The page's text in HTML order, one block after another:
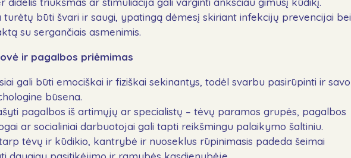
turėtų būti švari ir saugi, ypatingą dėmesį skiriant infekcijų prevencijai bei
su sergančiais asmenimis.
ir pagalbos priėmimas
gali būti emociškai ir fiziškai sekinantys, todėl svarbu pasirūpinti ir savo
būsena.
pagalbos iš artimųjų ar specialistų – tėvų paramos grupės, pagalbos
ar socialiniai darbuotojai gali tapti reikšmingu palaikymo šaltiniu.
tėvų ir kūdikio, kantrybė ir nuoseklus rūpinimasis padeda šeimai